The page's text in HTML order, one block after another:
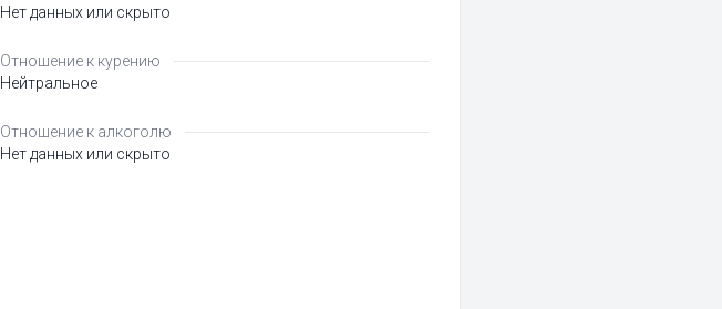
Нет данных или скрыто
Отношение к курению
Нейтральное
Отношение к алкоголю
Нет данных или скрыто